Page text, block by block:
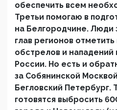
обеспечить всем
Третьи помогаю в
на Белгородчине. Люди
глав регионов отметить
обстрелов и
России. Но есть и
за Собянинской
Бегловский Петербург.
готовятся выбросить